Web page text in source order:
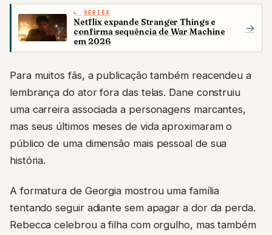
SÉRIES
Netflix expande Stranger Things e
confirma sequência de War Machine
em 2026
→
Para muitos fãs, a publicação também reacendeu a
lembrança do ator fora das telas. Dane construiu
uma carreira associada a personagens marcantes,
mas seus últimos meses de vida aproximaram o
público de uma dimensão mais pessoal de sua
história.
A formatura de Georgia mostrou uma família
tentando seguir adiante sem apagar a dor da perda.
Rebecca celebrou a filha com orgulho, mas também